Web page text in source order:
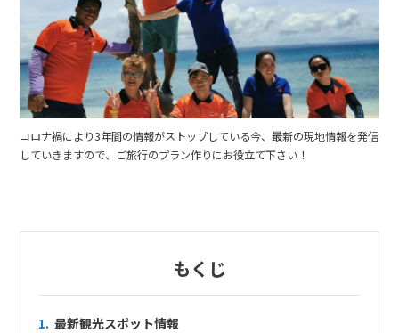
コロナ禍により3年間の情報がストップしている今、最新の現地情報を発信
していきますので、ご旅行のプラン作りにお役立て下さい！
もくじ
1. 最新観光スポット情報